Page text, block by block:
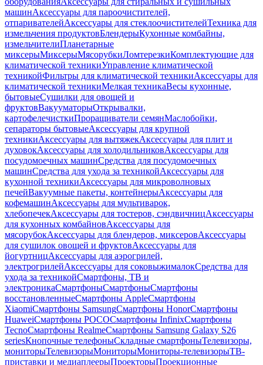
машинАксессуары для пароочистителей,
отпаривателейАксессуары для стеклоочистителейТехника для
измельчения продуктовБлендерыКухонные комбайны,
измельчителиПланетарные
миксерыМиксерыМясорубкиЛомтерезкиКомплектующие для
климатической техникиУправление климатической
техникойФильтры для климатической техникиАксессуары для
климатической техникиМелкая техникаВесы кухонные,
бытовыеСушилки для овощей и
фруктовВакууматорыОткрывалки,
картофелечисткиПроращиватели семянМаслобойки,
сепараторы бытовыеАксессуары для крупной
техникиАксессуары для вытяжекАксессуары для плит и
духовокАксессуары для холодильниковАксессуары для
посудомоечных машинСредства для посудомоечных
машинСредства для ухода за техникойАксессуары для
кухонной техникиАксессуары для микроволновых
печейВакуумные пакеты, контейнерыАксессуары для
кофемашинАксессуары для мультиварок,
хлебопечекАксессуары для тостеров, сэндвичницАксессуары
для кухонных комбайновАксессуары для
мясорубокАксессуары для блендеров, миксеровАксессуары
для сушилок овощей и фруктовАксессуары для
йогуртницАксессуары для аэрогрилей,
электрогрилейАксессуары для соковыжималокСредства для
ухода за техникойСмартфоны, ТВ и
электроникаСмартфоныСмартфоныСмартфоны
восстановленныеСмартфоны AppleСмартфоны
XiaomiСмартфоны SamsungСмартфоны HonorСмартфоны
HuaweiСмартфоны POCOСмартфоны InfinixСмартфоны
TecnoСмартфоны RealmeСмартфоны Samsung Galaxy S26
seriesКнопочные телефоныСкладные смартфоныТелевизоры,
мониторыТелевизорыМониторыМониторы-телевизорыТВ-
приставки и медиаплеерыПроекторыПроекционные